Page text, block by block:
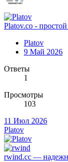
Platov.co -
Platov
9 Май 2026
Ответы
1
Просмотры
103
11 Июл 2026
Platov
rwind.cc —